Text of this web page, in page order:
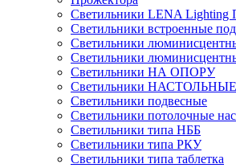
Светильники LENA Lighting
Светильники встроенные
Светильники
Светильники
Светильники НА ОПОРУ
Светильники НАСТОЛЬНЫЕ
Светильники подвесные
Светильники потолочные
Светильники типа НББ
Светильники типа РКУ
Светильники типа таблетка